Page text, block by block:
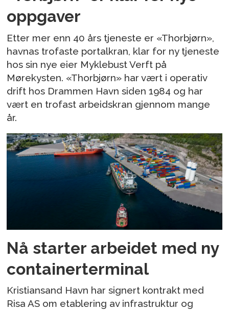
oppgaver
Etter mer enn 40 års tjeneste er «Thorbjørn»,
havnas trofaste portalkran, klar for ny tjeneste
hos sin nye eier Myklebust Verft på
Mørekysten. «Thorbjørn» har vært i operativ
drift hos Drammen Havn siden 1984 og har
vært en trofast arbeidskran gjennom mange
år.
Nå starter arbeidet med ny
containerterminal
Kristiansand Havn har signert kontrakt med
Risa AS om etablering av infrastruktur og